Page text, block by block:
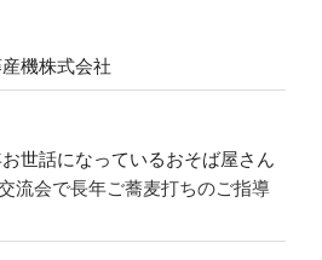
機株式会社
世話になっているおそば屋さん
流会で長年ご蕎麦打ちのご指導